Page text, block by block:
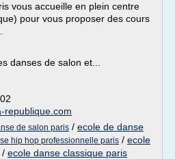
vous accueille en plein centre
pour vous proposer des cours
danses de salon et...
republique.com
de salon paris / ecole de danse
hip hop professionnelle paris / ecole
/ ecole danse classique paris